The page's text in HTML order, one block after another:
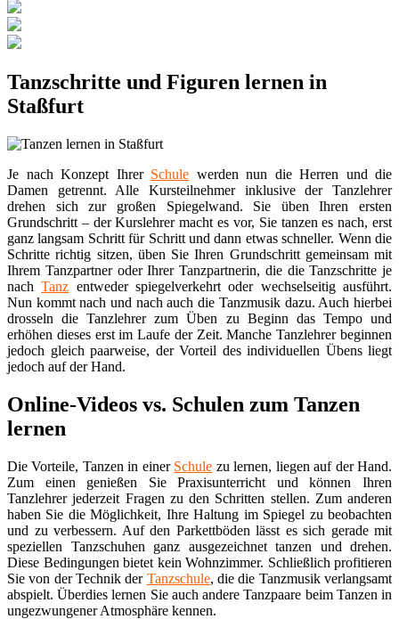
Tanzschritte und Figuren lernen in
Staßfurt
Je nach Konzept Ihrer Schule werden nun die Herren und die
Damen getrennt. Alle Kursteilnehmer inklusive der Tanzlehrer
drehen sich zur großen Spiegelwand. Sie üben Ihren ersten
Grundschritt – der Kurslehrer macht es vor, Sie tanzen es nach, erst
ganz langsam Schritt für Schritt und dann etwas schneller. Wenn die
Schritte richtig sitzen, üben Sie Ihren Grundschritt gemeinsam mit
Ihrem Tanzpartner oder Ihrer Tanzpartnerin, die die Tanzschritte je
nachTanz entweder spiegelverkehrt oder wechselseitig ausführt.
Nun kommt nach und nach auch die Tanzmusik dazu. Auch hierbei
drosseln die Tanzlehrer zum Üben zu Beginn das Tempo und
erhöhen dieses erst im Laufe der Zeit. Manche Tanzlehrer beginnen
jedoch gleich paarweise, der Vorteil des individuellen Übens liegt
jedoch auf der Hand.
Online-Videos vs. Schulen zum Tanzen
lernen
Die Vorteile, Tanzen in einer Schule zu lernen, liegen auf der Hand.
Zum einen genießen Sie Praxisunterricht und können Ihren
Tanzlehrer jederzeit Fragen zu den Schritten stellen. Zum anderen
haben Sie die Möglichkeit, Ihre Haltung im Spiegel zu beobachten
und zu verbessern. Auf den Parkettböden lässt es sich gerade mit
speziellen Tanzschuhen ganz ausgezeichnet tanzen und drehen.
Diese Bedingungen bietet kein Wohnzimmer. Schließlich profitieren
Sie von der Technik der Tanzschule, die die Tanzmusik verlangsamt
abspielt. Überdies lernen Sie auch andere Tanzpaare beim Tanzen in
ungezwungener Atmosphäre kennen.